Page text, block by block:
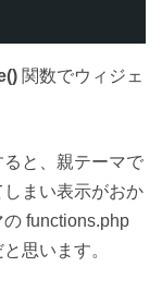
関数でウィジェ
と、親テーマで
まい表示がおか
functions.php
思います。